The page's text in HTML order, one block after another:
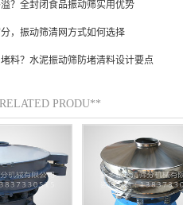
？全封闭食品振动筛实用优势
，振动筛清网方式如何选择
料？水泥振动筛防堵清料设计要点
RELATED PRODU**